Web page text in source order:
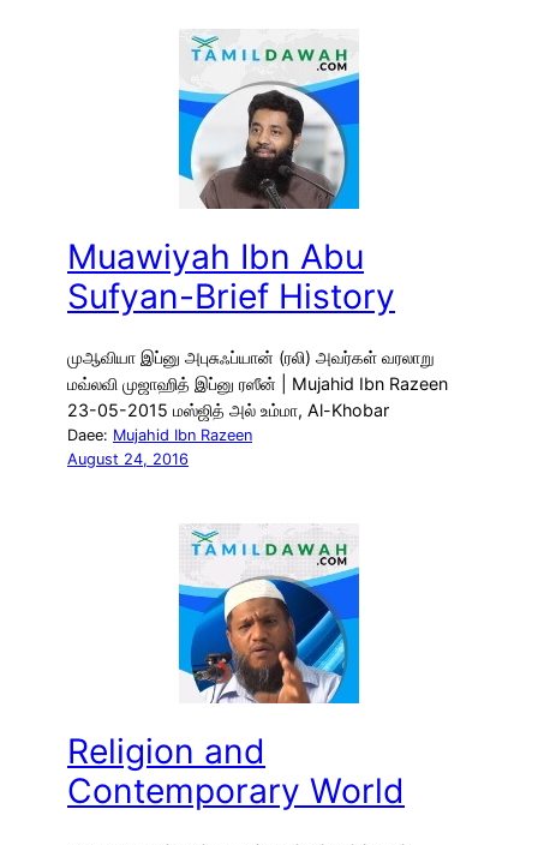
Muawiyah Ibn Abu
Sufyan-Brief History
முஆவியா இப்னு அபுசுஃப்யான் (ரலி) அவர்கள் வரலாறு
மவ்லவி முஜாஹித் இப்னு ரஸீன் | Mujahid Ibn Razeen
23-05-2015 மஸ்ஜித் அல் உம்மா, Al-Khobar
Daee: Mujahid Ibn Razeen
August 24, 2016
Religion and
Contemporary World